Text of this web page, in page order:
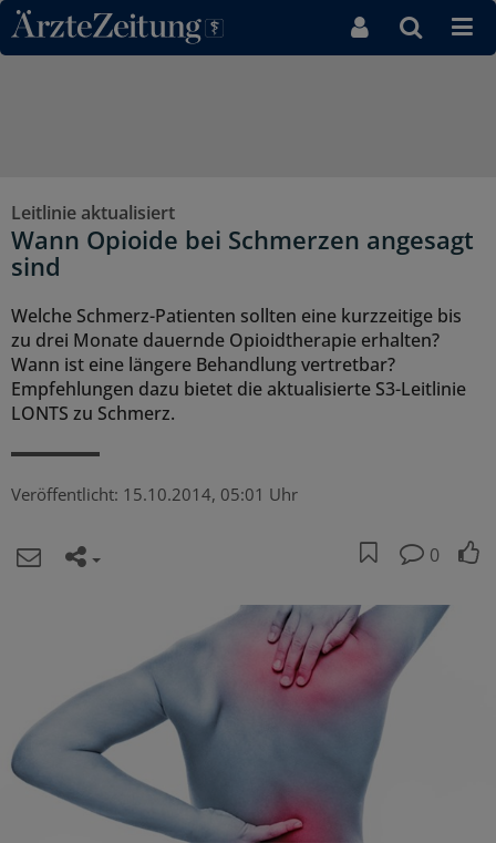
Direkt zum Inhaltsbereich
Leitlinie aktualisiert
Wann Opioide bei Schmerzen angesagt
sind
Welche Schmerz-Patienten sollten eine kurzzeitige bis
zu drei Monate dauernde Opioidtherapie erhalten?
Wann ist eine längere Behandlung vertretbar?
Empfehlungen dazu bietet die aktualisierte S3-Leitlinie
LONTS zu Schmerz.
Veröffentlicht: 15.10.2014, 05:01 Uhr
0